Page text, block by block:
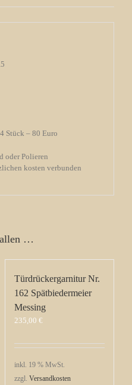
Stück – 80 Euro
oder Polieren
kosten verbunden
…
Türdrückergarnitur Nr.
162 Spätbiedermeier
Messing
235,00 €
inkl. 19 % MwSt.
zzgl. Versandkosten